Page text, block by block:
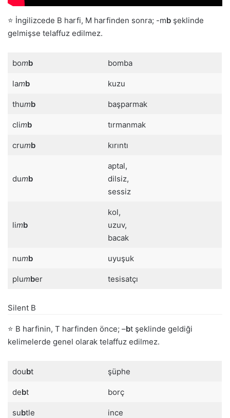
⭐ İngilizcede B harfi, M harfinden sonra; -mb şeklinde
gelmişse telaffuz edilmez.
bomb bomba
lamb kuzu
thumb başparmak
climb tırmanmak
crumb kırıntı
dumb
aptal,
dilsiz,
sessiz
limb
kol,
uzuv,
bacak
numb uyuşuk
plumber tesisatçı
Silent B
⭐ B harfinin, T harfinden önce; –bt şeklinde geldiği
kelimelerde genel olarak telaffuz edilmez.
doubt şüphe
debt borç
subtle ince